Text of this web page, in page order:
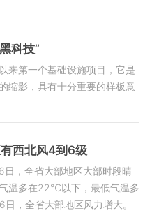
科技”
来第一个基础设施项目，它是
缩影，具有十分重要的样板意
西北风4到6级
，全省大部地区大部时段晴
温多在22℃以下，最低气温多
，全省大部地区风力增大。